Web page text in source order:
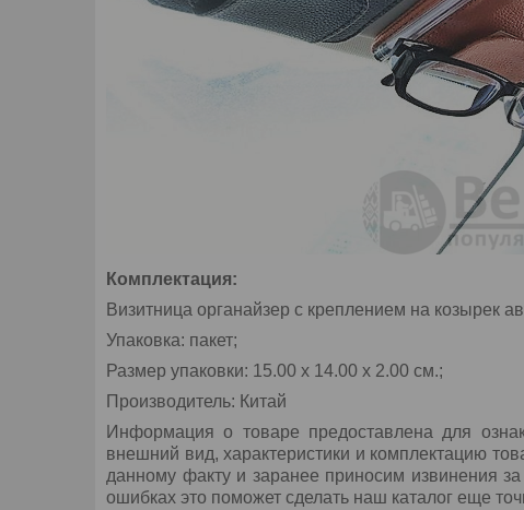
Комплектация:
Визитница органайзер с креплением на козырек
Упаковка: пакет;
Размер упаковки: 15.00 х 14.00 х 2.00 см.;
Производитель: Китай
Информация о товаре предоставлена для
внешний вид, характеристики и комплектацию
данному факту и заранее приносим извинения
ошибках это поможет сделать наш каталог еще